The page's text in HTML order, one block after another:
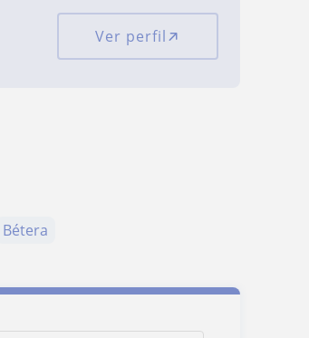
Ver perfil
Bétera